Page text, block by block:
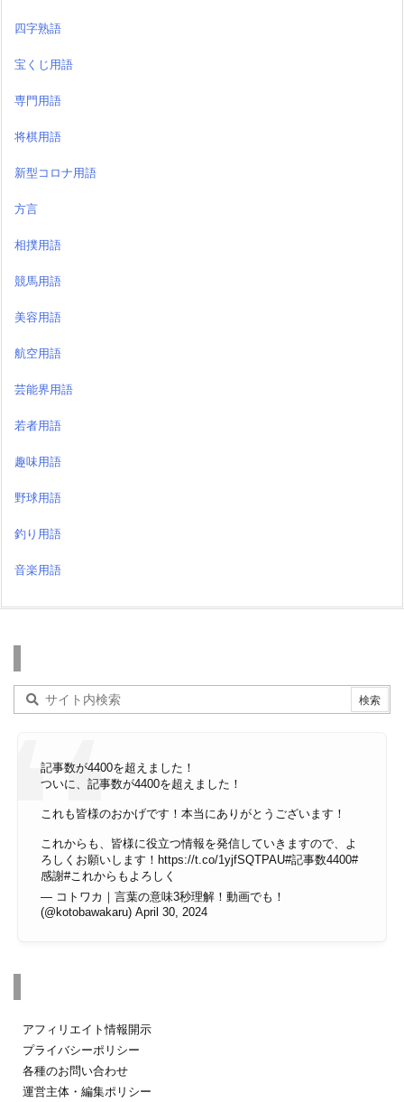
四字熟語
宝くじ用語
専門用語
将棋用語
新型コロナ用語
方言
相撲用語
競馬用語
美容用語
航空用語
芸能界用語
若者用語
趣味用語
野球用語
釣り用語
音楽用語
記事数が4400を超えました！
ついに、記事数が4400を超えました！
これも皆様のおかげです！本当にありがとうございます！
これからも、皆様に役立つ情報を発信していきますので、よ
ろしくお願いします！ https://t.co/1yjfSQTPAU#記事数4400#
感謝#これからもよろしく
— コトワカ｜言葉の意味3秒理解！動画でも！
(@kotobawakaru) April 30, 2024
アフィリエイト情報開示
プライバシーポリシー
各種のお問い合わせ
運営主体・編集ポリシー